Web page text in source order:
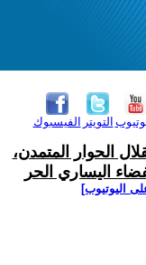
الفيسبوك التويتر
الحوار المتمدن،
اليساري الحر
اليوتيوب]